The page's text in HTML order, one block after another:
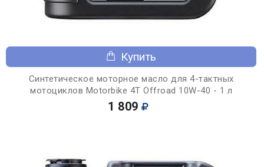
Купить
Синтетическое моторное масло для 4-тактных
мотоциклов Motorbike 4T Offroad 10W-40 - 1 л
1 809